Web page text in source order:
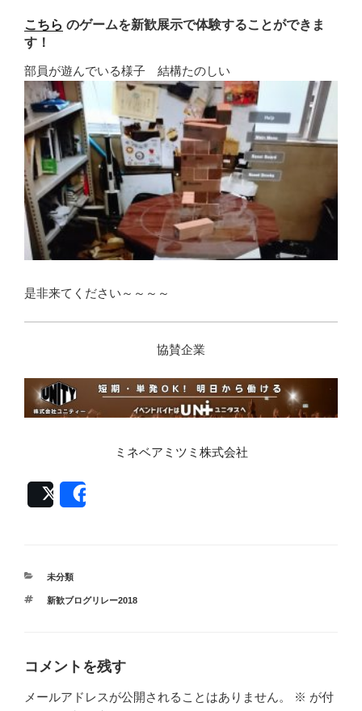
こちら のゲームを新歓展示で体験することができま
す！
部員が遊んでいる様子 結構たのしい
是非来てください～～～～
協賛企業
ミネベアミツミ株式会社
Post
カ
ゴ
未分類
タ
新歓ブログリレー2018
コメントを残す
メールアドレスが公開されることはありません。 ※ が付